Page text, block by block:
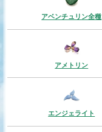
アベンチュリン全種
アメトリン
エンジェライト